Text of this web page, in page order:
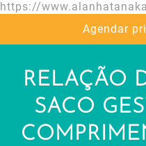
https://
Agendar
RELAÇÃO
SACO